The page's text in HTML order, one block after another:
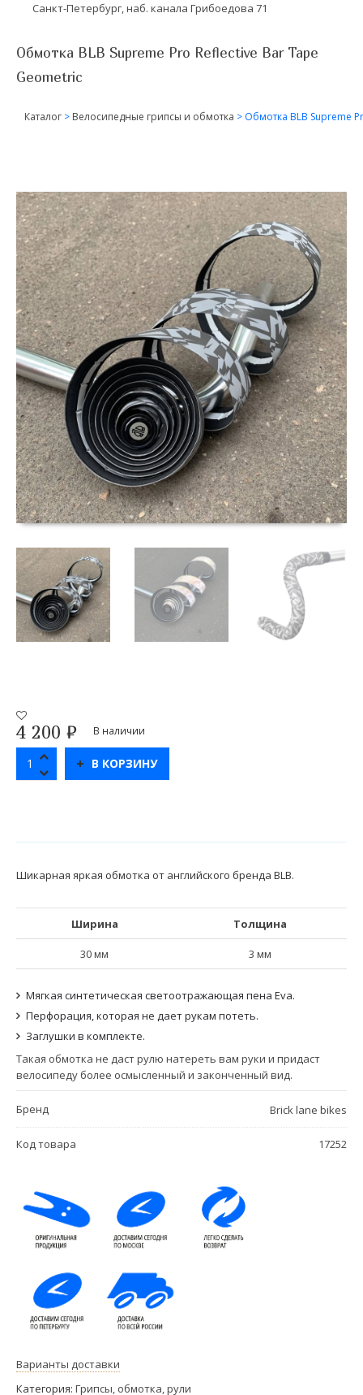
Санкт-Петербург, наб. канала Грибоедова 71
Обмотка BLB Supreme Pro Reflective Bar Tape
Geometric
Каталог > Велосипедные грипсы и обмотка > Обмотка BLB Supreme
4 200 ₽ В наличии
В КОРЗИНУ
Шикарная яркая обмотка от английского бренда BLB.
Ширина Толщина
30 мм 3 мм
Мягкая синтетическая светоотражающая пена Eva.
Перфорация, которая не дает рукам потеть.
Заглушки в комплекте.
Такая обмотка не даст рулю натереть вам руки и придаст
велосипеду более осмысленный и законченный вид.
Бренд Brick lane bikes
Код товара 17252
Варианты доставки
Категория: Грипсы, обмотка, рули